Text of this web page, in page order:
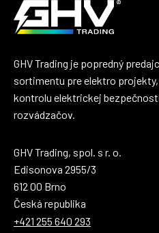
GHV Trading je popredný
sortimentu pre elektro
kontrolu elektrickej
rozvádzačov.
GHV Trading, spol. s r. o.
Edisonova 2955/3
612 00 Brno
Česká republika
+421 255 640 293